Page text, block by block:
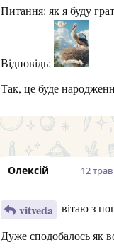
Питання: як я буду
Відповідь:
Так, це буде
Олексій 12 трав
vitveda вітаю з
Дуже сподобалось як